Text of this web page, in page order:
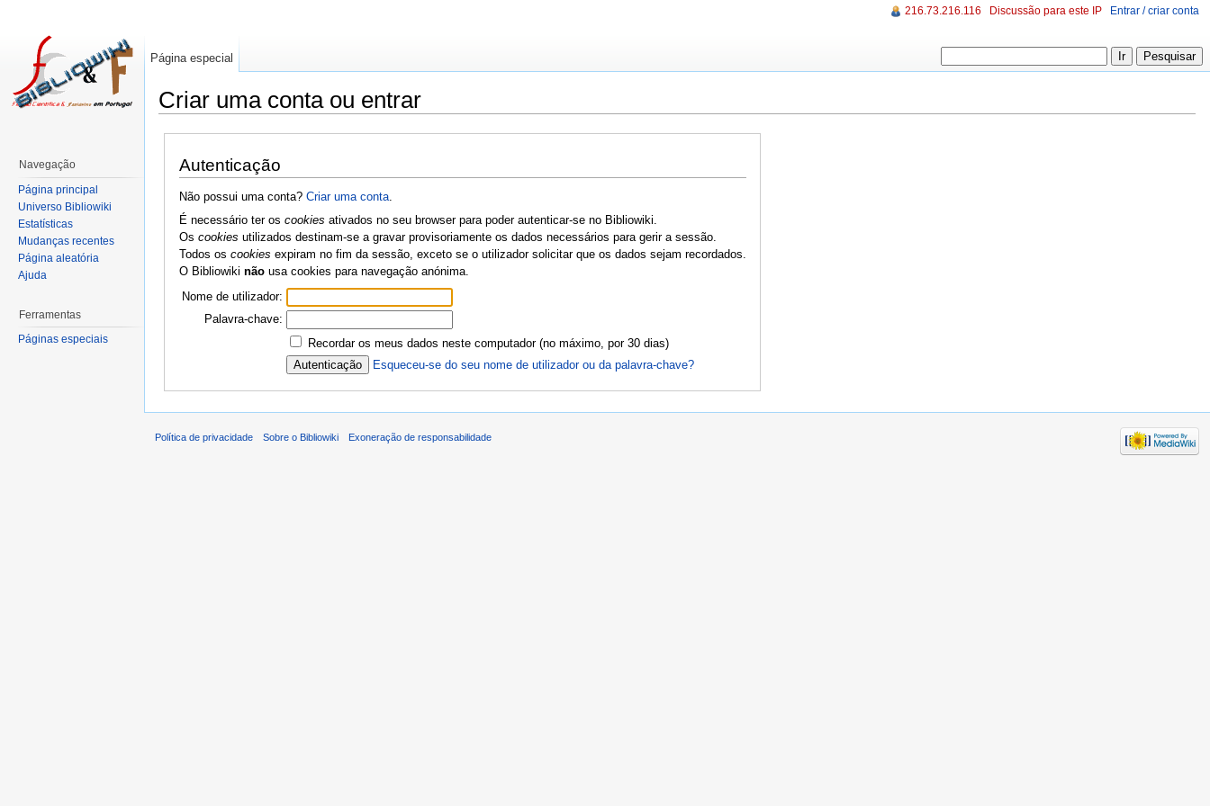
Criar uma conta ou entrar
Autenticação
Não possui uma conta? Criar uma conta.
É necessário ter os cookies ativados no seu browser para poder autenticar-se no Bibliowiki.
Os cookies utilizados destinam-se a gravar provisoriamente os dados necessários para gerir a sessão.
Todos os cookies expiram no fim da sessão, exceto se o utilizador solicitar que os dados sejam recordados.
O Bibliowiki nãousa cookies para navegação anónima.
Nome de utilizador:
Palavra-chave:
Recordar os meus dados neste computador (no máximo, por 30 dias)
Esqueceu-se do seu nome de utilizador ou da palavra-chave?
216.73.216.116 Discussão para este IP Entrar / criar conta
Página especial
Navegação
Página principal
Universo Bibliowiki
Estatísticas
Mudanças recentes
Página aleatória
Ajuda
Ferramentas
Páginas especiais
Política de privacidade Sobre o Bibliowiki Exoneração de responsabilidade